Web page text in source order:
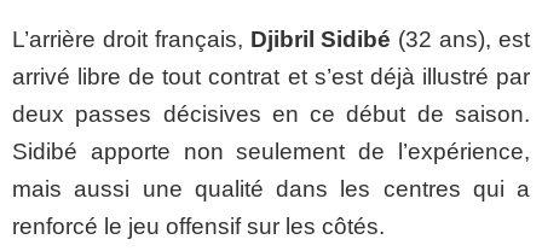
L’arrière droit français, Djibril Sidibé (32 ans), est
arrivé libre de tout contrat et s’est déjà illustré par
deux passes décisives en ce début de saison.
Sidibé apporte non seulement de l’expérience,
mais aussi une qualité dans les centres qui a
renforcé le jeu offensif sur les côtés.